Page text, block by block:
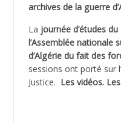
ADJANI Khaled
ADJAOUT
ADNI Mohamed Akli
ADOUL Arab *
archives de la guerre
La journée d’études
l’Assemblée nationale
d’Algérie du fait des
sessions ont porté sur
Justice. Les vidéos.